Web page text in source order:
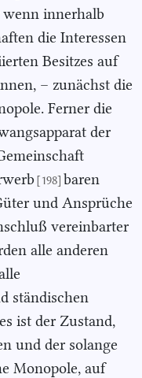
wenn innerhalb
die Interessen
Besitzes auf
– zunächst die
Ferner die
der
[198] baren
und Ansprüche
vereinbarter
alle anderen
ständischen
ist der Zustand,
und der solange
Monopole, auf